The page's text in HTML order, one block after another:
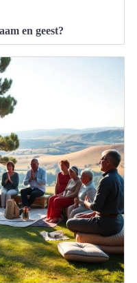
en geest?